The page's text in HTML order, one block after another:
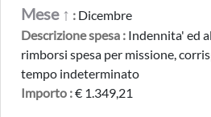
Mese ↑ : Dicembre
Descrizione spesa : Indennita' ed
rimborsi spesa per missione,
tempo indeterminato
Importo :€ 1.349,21